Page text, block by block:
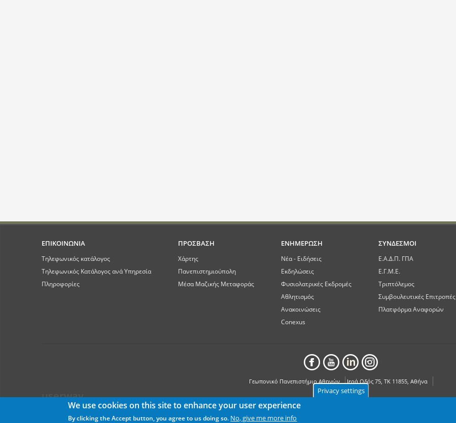
ΕΠΙΚΟΙΝΩΝΙΑ
Τηλεφωνικός κατάλογος
Τηλεφωνικός Κατάλογος ανά Υπηρεσία
Πληροφορίες
ΠΡΟΣΒΑΣΗ
Χάρτης
Πανεπιστημιούπολη
Μέσα Μαζικής Μεταφοράς
ΕΝΗΜΕΡΩΣΗ
Νέα - Ειδήσεις
Εκδηλώσεις
Φυσιολατρικές Εκδρομές
Αθλητισμός
Ανακοινώσεις
Conexus
ΣΥΝΔΕΣΜΟΙ
Ε.Α.Δ.Π. ΓΠΑ
Ε.Γ.Μ.Ε.
Τριπτόλεμος
Συμβουλευτικές Επιτροπές
Πλατφόρμα Αναφορών
Γεωπονικό Πανεπιστήμιο Αθηνών Ιερά Οδός 75, ΤΚ 11855, Αθήνα
userway Privacy settings
We use cookies on this site to enhance your user experience
By clicking the Accept button, you agree to us doing so. No, give me more info